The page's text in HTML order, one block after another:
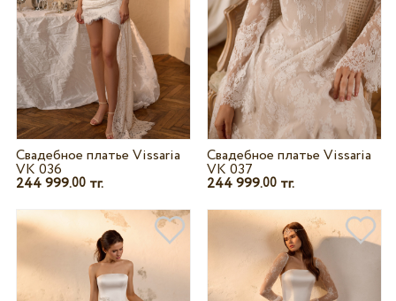
Свадебное платье Vissaria
VK 036
244 999.00тг.
Свадебное платье Vissaria
VK 037
244 999.00 тг.